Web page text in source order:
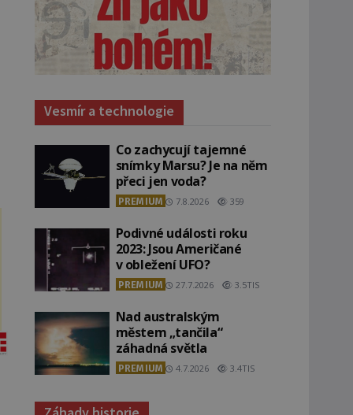
Vesmír a technologie
Co zachycují tajemné
snímky Marsu? Je na něm
přeci jen voda?
PREMIUM 7.8.2026 359
Podivné události roku
2023: Jsou Američané
v obležení UFO?
PREMIUM 27.7.2026 3.5TIS
Nad australským
městem „tančila“
záhadná světla
PREMIUM 4.7.2026 3.4TIS